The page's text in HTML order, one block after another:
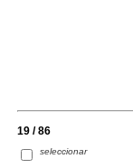
19 / 86
seleccionar